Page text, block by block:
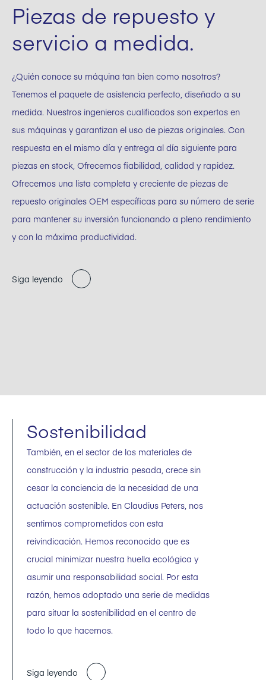
Piezas de repuesto y
servicio a medida.
¿Quién conoce su máquina tan bien como nosotros?
Tenemos el paquete de asistencia perfecto, diseñado a su
medida. Nuestros ingenieros cualificados son expertos en
sus máquinas y garantizan el uso de piezas originales. Con
respuesta en el mismo día y entrega al día siguiente para
piezas en stock, Ofrecemos fiabilidad, calidad y rapidez.
Ofrecemos una lista completa y creciente de piezas de
repuesto originales OEM específicas para su número de serie
para mantener su inversión funcionando a pleno rendimiento
y con la máxima productividad.
Siga leyendo
Sostenibilidad
También, en el sector de los materiales de
construcción y la industria pesada, crece sin
cesar la conciencia de la necesidad de una
actuación sostenible. En Claudius Peters, nos
sentimos comprometidos con esta
reivindicación. Hemos reconocido que es
crucial minimizar nuestra huella ecológica y
asumir una responsabilidad social. Por esta
razón, hemos adoptado una serie de medidas
para situar la sostenibilidad en el centro de
todo lo que hacemos.
Siga leyendo